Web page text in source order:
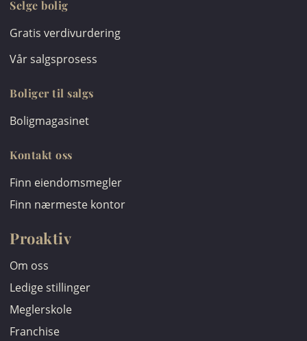
Selge bolig
Gratis verdivurdering
Vår salgsprosess
Boliger til salgs
Boligmagasinet
Kontakt oss
Finn eiendomsmegler
Finn nærmeste kontor
Proaktiv
Om oss
Ledige stillinger
Meglerskole
Franchise